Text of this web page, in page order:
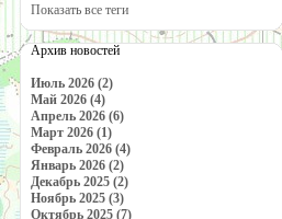
Показать все теги
Архив новостей
Июль 2026 (2)
Май 2026 (4)
Апрель 2026 (6)
Март 2026 (1)
Февраль 2026 (4)
Январь 2026 (2)
Декабрь 2025 (2)
Ноябрь 2025 (3)
Октябрь 2025 (7)